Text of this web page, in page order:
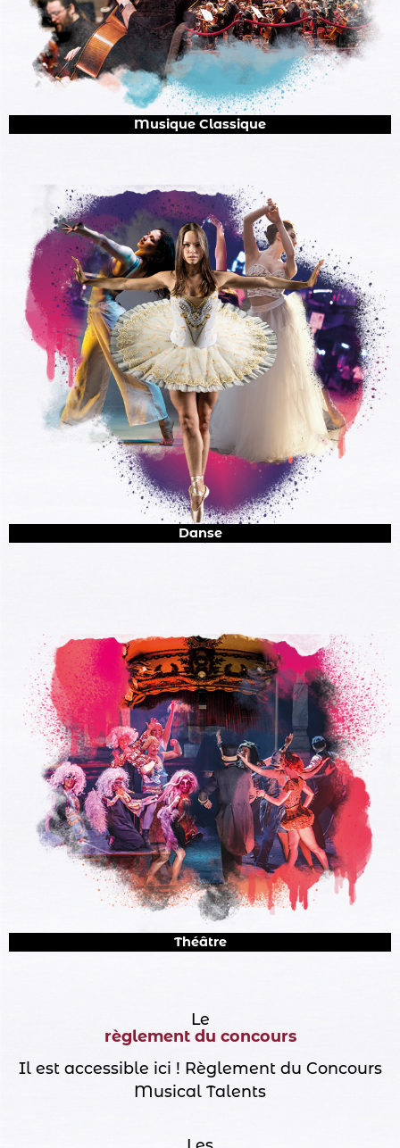
Musique Classique
Danse
Théâtre
Le
règlement du concours
Il est accessible ici ! Règlement du Concours
Musical Talents